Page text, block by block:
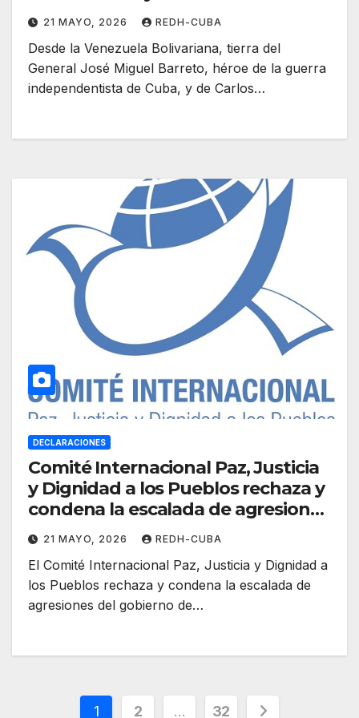
Militantes de la Solidaridad en
Venezuela
21 MAYO, 2026 REDH-CUBA
Desde la Venezuela Bolivariana, tierra del
General José Miguel Barreto, héroe de la guerra
independentista de Cuba, y de Carlos…
DECLARACIONES
Comité Internacional Paz, Justicia
y Dignidad a los Pueblos rechaza y
condena la escalada de agresiones
del gobierno de EE.UU. contra
Cuba
21 MAYO, 2026 REDH-CUBA
El Comité Internacional Paz, Justicia y Dignidad a
los Pueblos rechaza y condena la escalada de
agresiones del gobierno de…
Paginación
1 2 … 32